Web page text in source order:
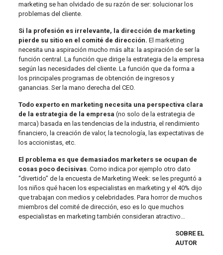
marketing se han olvidado de su razón de ser: solucionar los
problemas del cliente.
Si la profesión es irrelevante, la dirección de marketing
pierde su sitio en el comité de dirección. El marketing
necesita una aspiración mucho más alta: la aspiración de ser la
función central. La función que dirige la estrategia de la empresa
según las necesidades del cliente. La función que da forma a
los principales programas de obtención de ingresos y
ganancias. Ser la mano derecha del CEO.
Todo experto en marketing necesita una perspectiva clara
de la estrategia de la empresa (no solo de la estrategia de
marca) basada en las tendencias de la industria, el rendimiento
financiero, la creación de valor, la tecnología, las expectativas de
los accionistas, etc.
El problema es que demasiados marketers se ocupan de
cosas poco decisivas. Como indica por ejemplo otro dato
“divertido” de la encuesta de Marketing Week: se les preguntó a
los niños qué hacen los especialistas en marketing y el 40% dijo
que trabajan con medios y celebridades. Para horror de muchos
miembros del comité de dirección, eso es lo que muchos
especialistas en marketing también consideran atractivo…
SOBRE EL
AUTOR